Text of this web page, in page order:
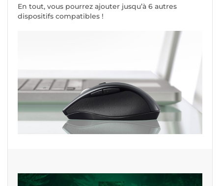
En tout, vous pourrez ajouter jusqu’à 6 autres
dispositifs compatibles !